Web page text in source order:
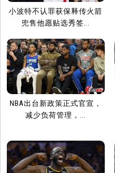
小波特不认罪获保释传火箭
兜售他愿贴选秀签...
NBA出台新政策正式官宣，
减少负荷管理，...